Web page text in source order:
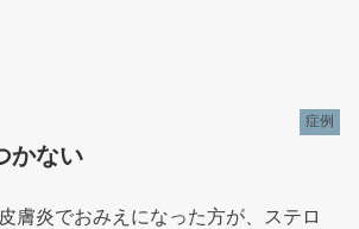
症例
かない
膚炎でおみえになった方が、ステロ